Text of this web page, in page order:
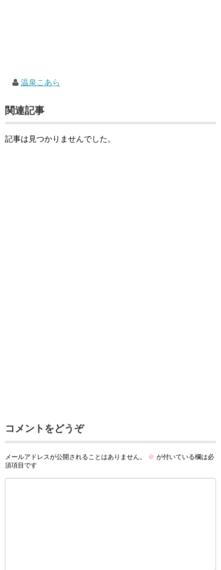
温泉こあら
関連記事
記事は見つかりませんでした。
コメントをどうぞ
メールアドレスが公開されることはありません。 ※ が付いている欄は必
須項目です